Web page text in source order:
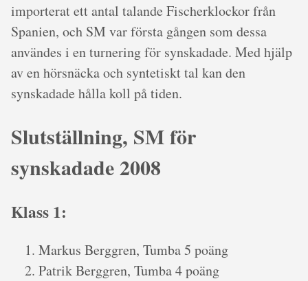
importerat ett antal talande Fischerklockor från
Spanien, och SM var första gången som dessa
användes i en turnering för synskadade. Med hjälp
av en hörsnäcka och syntetiskt tal kan den
synskadade hålla koll på tiden.
Slutställning, SM för
synskadade 2008
Klass 1:
Markus Berggren, Tumba 5 poäng
Patrik Berggren, Tumba 4 poäng